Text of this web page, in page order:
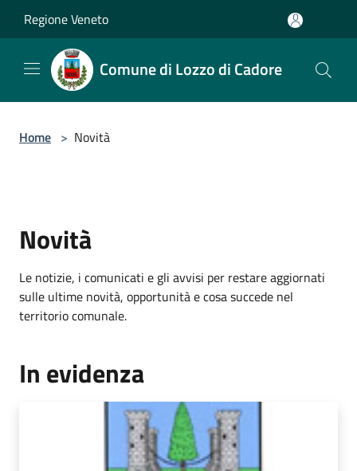
Regione Veneto
Comune di Lozzo di Cadore
Home > Novità
Novità
Le notizie, i comunicati e gli avvisi per restare aggiornati
sulle ultime novità, opportunità e cosa succede nel
territorio comunale.
In evidenza